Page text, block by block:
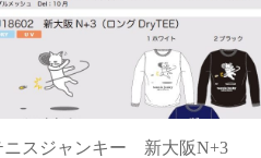
ニスジャンキー 新大阪N+3